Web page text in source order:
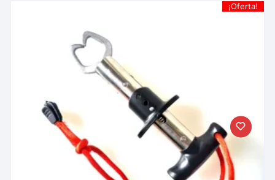
¡Oferta!